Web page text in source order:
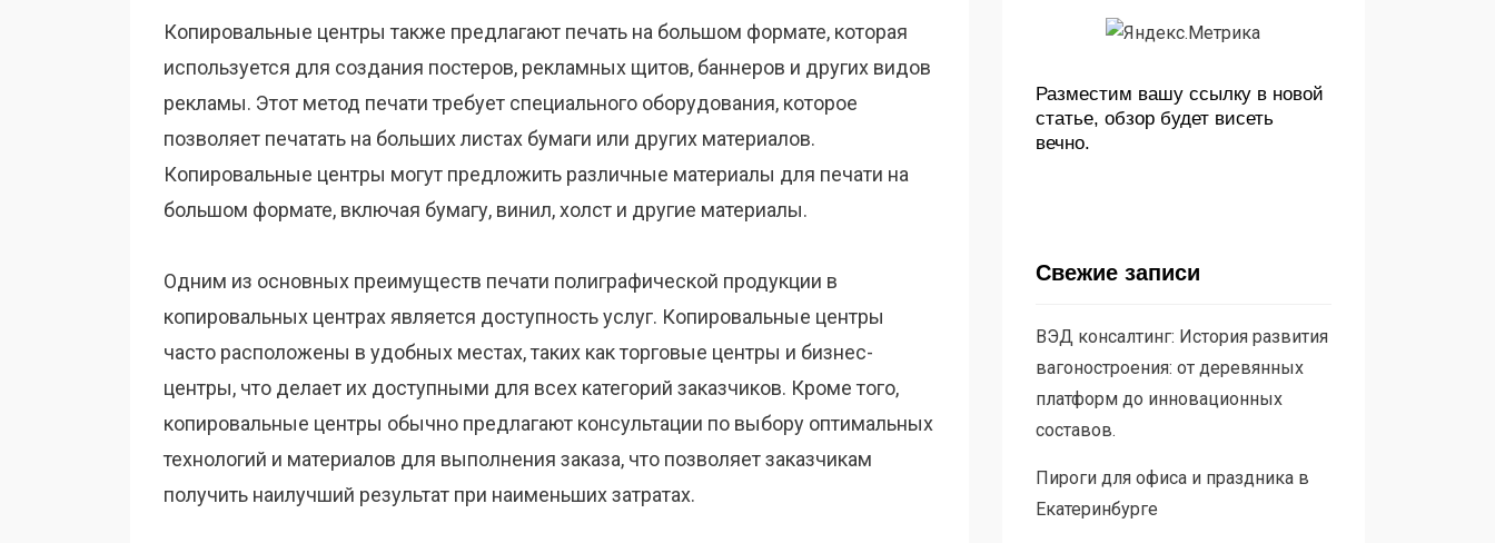
Копировальные центры также предлагают печать на большом формате, которая
используется для создания постеров, рекламных щитов, баннеров и других видов
рекламы. Этот метод печати требует специального оборудования, которое
позволяет печатать на больших листах бумаги или других материалов.
Копировальные центры могут предложить различные материалы для печати на
большом формате, включая бумагу, винил, холст и другие материалы.
Одним из основных преимуществ печати полиграфической продукции в
копировальных центрах является доступность услуг. Копировальные центры
часто расположены в удобных местах, таких как торговые центры и бизнес-
центры, что делает их доступными для всех категорий заказчиков. Кроме того,
копировальные центры обычно предлагают консультации по выбору оптимальных
технологий и материалов для выполнения заказа, что позволяет заказчикам
получить наилучший результат при наименьших затратах.
Разместим вашу ссылку в новой
статье, обзор будет висеть
вечно.
Свежие записи
ВЭД консалтинг: История развития
вагоностроения: от деревянных
платформ до инновационных
составов.
Пироги для офиса и праздника в
Екатеринбурге